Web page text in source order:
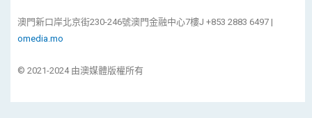
澳門新口岸北京街230-246號澳門金融中心7樓J +853 2883 6497 |
omedia.mo
© 2021-2024 由澳媒體版權所有